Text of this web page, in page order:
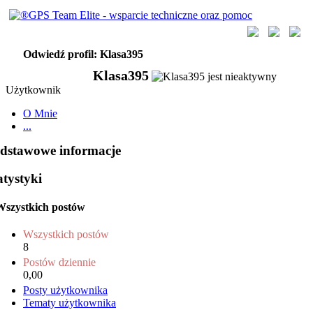
Odwiedź profil: Klasa395
Klasa395
Użytkownik
O Mnie
...
informacje
postów
Wszystkich postów
8
Postów dziennie
0,00
Posty użytkownika
Tematy użytkownika